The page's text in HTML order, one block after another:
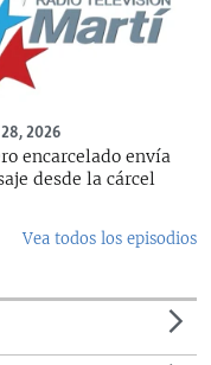
28, 2026
encarcelado envía
desde la cárcel
Vea todos los episodios